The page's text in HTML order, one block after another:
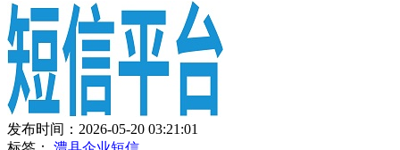
发布时间：2026-05-20 03:21:01